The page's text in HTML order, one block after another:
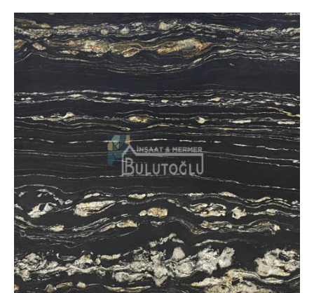
Silver Wave Mermerin Yüzey
İşlemleri ve Kalınlık Seçenekleri
Bu mermer, farklı projeler için çeşitli yüzey işlemleriyle
Cilalı:Parlak yüzeyiyle mermerin desenlerini ön
plana çıkarır
Mat (Honed):Daha yumuşak ve doğal bir görünüm
sunar
Fırçalı:Hafif dokulu yüzeyi sayesinde rustik ve
modern tasarımlarla uyumludur
Kumlanmış:Kaymaz yüzeyiyle dış mekân
kullanımına uygundur
Kalınlık seçenekleri: